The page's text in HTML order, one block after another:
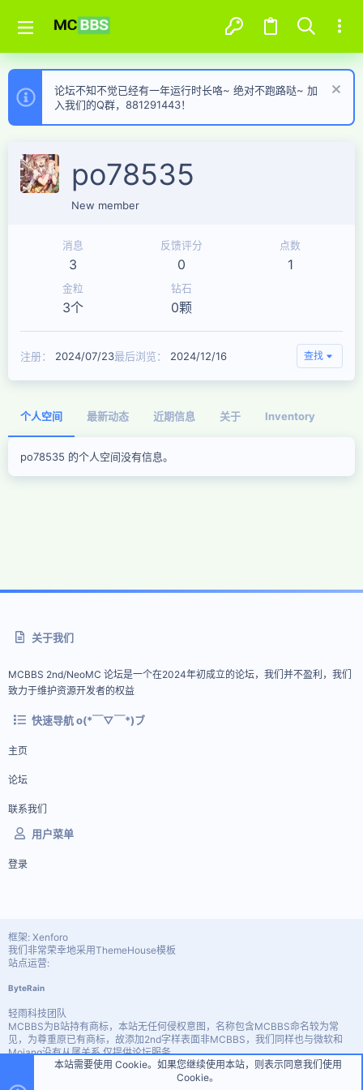
论坛不知不觉已经有一年运行时长咯~ 绝对不跑路哒~ 加
入我们的Q群，881291443！
po78535
New member
消息
3
反馈评分
0
点数
1
金粒
3个
钻石
0颗
注册 2024/07/23最后浏览 2024/12/16 查找
个人空间 最新动态 近期信息 关于 Inventory
po78535 的个人空间没有信息。
关于我们
MCBBS 2nd/NeoMC 论坛是一个在2024年初成立的论坛，我们并不盈利，我们
致力于维护资源开发者的权益
快速导航 o(*￣▽￣*)ブ
主页
论坛
联系我们
用户菜单
登录
框架: Xenforo
我们非常荣幸地采用ThemeHouse模板
站点运营:
ByteRain
轻雨科技团队
MCBBS为B站持有商标，本站无任何侵权意图，名称包含MCBBS命名较为常
见，为尊重原已有商标，故添加2nd字样表面非MCBBS，我们同样也与微软和
Mojang没有从属关系 仅提供论坛服务。
Custom PHP Pages by vbresults.com
时间 0.1762s
本站需要使用 Cookie。如果您继续使用本站，则表示同意我们使用
Cookie。